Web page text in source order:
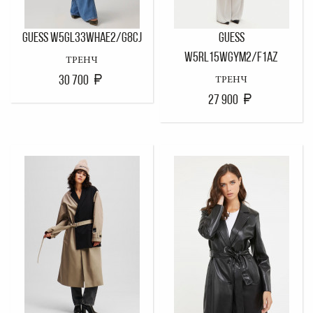
GUESS W5GL33WHAE2/G8CJ
ТРЕНЧ
30 700
GUESS
W5RL15WGYM2/F1AZ
ТРЕНЧ
27 900